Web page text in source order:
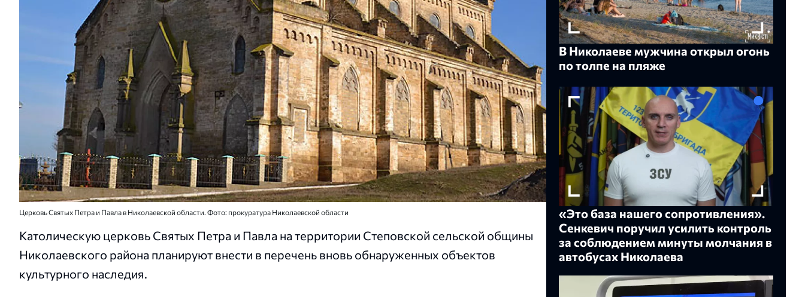
Церковь Святых Петра и Павла в Николаевской области. Фото: прокуратура Николаевской области
Католическую церковь Святых Петра и Павла на территории Степовской сельской общины
Николаевского района планируют внести в перечень вновь обнаруженных объектов
культурного наследия.
В Николаеве мужчина открыл огонь
по толпе на пляже
«Это база нашего сопротивления».
Сенкевич поручил усилить контроль
за соблюдением минуты молчания в
автобусах Николаева